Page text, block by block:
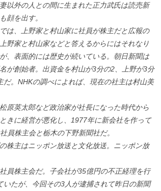
以外の人との間に生まれた正力武氏は読売新
顔を出す。
は、上野家と村山家に社員が株主だと広報の
野家と村山家などと答えるからにはそれなり
、表面的には歴史が続いている。朝日新聞は
が創始者。出資金を村山が3分の2、上野が3分
。NHKの調べによれば、現在の社主は村山美
原英太郎など政治家が社長になった時代から
きに経営が悪化し、1977年に新会社を作って
員株主会と栃木の下野新聞社だ。
株主はニッポン放送と文化放送。ニッポン放
員株主会だ。子会社が35億円の不正経理を行
たが、今回その3人が逮捕されて昨日の新聞